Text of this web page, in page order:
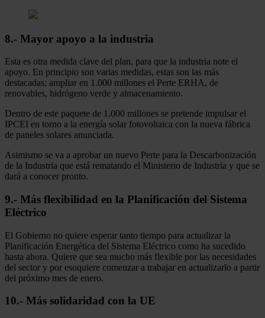
8.- Mayor apoyo a la industria
Esta es otra medida clave del plan, para que la industria note el
apoyo. En principio son varias medidas, estas son las más
destacadas: ampliar en 1.000 millones el Perte ERHA, de
renovables, hidrógeno verde y almacenamiento.
Dentro de este paquete de 1.000 millones se pretende impulsar el
IPCEI en torno a la energía solar fotovoltaica con la nueva fábrica
de paneles solares anunciada.
Asimismo se va a aprobar un nuevo Perte para la Descarbonización
de la Industria que está rematando el Ministerio de Industria y que se
dará a conocer pronto.
9.- Más flexibilidad en la Planificación del Sistema
Eléctrico
El Gobierno no quiere esperar tanto tiempo para actualizar la
Planificación Energética del Sistema Eléctrico como ha sucedido
hasta ahora. Quiere que sea mucho más flexible por las necesidades
del sector y por esoquiere comenzar a trabajar en actualizarlo a partir
del próximo mes de enero.
10.- Más solidaridad con la UE